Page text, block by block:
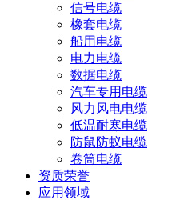
信号电缆
橡套电缆
船用电缆
电力电缆
数据电缆
汽车专用电缆
风力风电电缆
低温耐寒电缆
防鼠防蚁电缆
卷筒电缆
资质荣誉
应用领域